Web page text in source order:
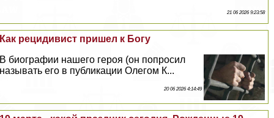
21 06 2026 9:23:58
Как рецидивист пришел к Богу
В биографии нашего героя (он попросил
называть его в публикации Олегом К...
20 06 2026 4:14:49